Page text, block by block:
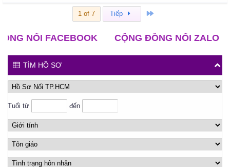
1 of 7 Tiếp
FACEBOOK CỘNG ĐỒNG NỐI ZALO CLB
TÌM HỒ SƠ
Tuổi từ đến